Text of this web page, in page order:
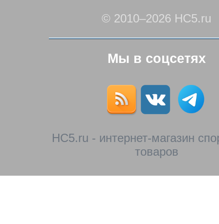
© 2010–2026 HC5.ru
Мы в соцсетях
HC5.ru - интернет-магазин
товаров